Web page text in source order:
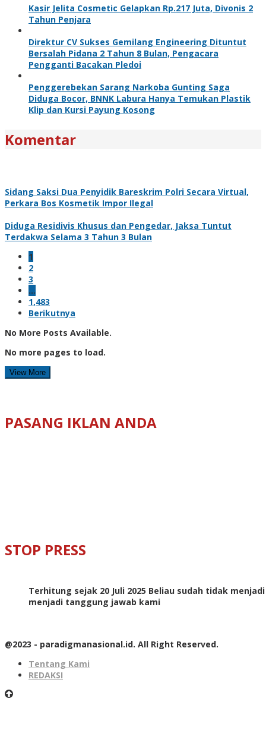
Kasir Jelita Cosmetic Gelapkan Rp.217 Juta, Divonis 2
Tahun Penjara
Direktur CV Sukses Gemilang Engineering Dituntut
Bersalah Pidana 2 Tahun 8 Bulan, Pengacara
Pengganti Bacakan Pledoi
Penggerebekan Sarang Narkoba Gunting Saga
Diduga Bocor, BNNK Labura Hanya Temukan Plastik
Klip dan Kursi Payung Kosong
Komentar
Sidang Saksi Dua Penyidik Bareskrim Polri Secara Virtual,
Perkara Bos Kosmetik Impor Ilegal
Diduga Residivis Khusus dan Pengedar, Jaksa Tuntut
Terdakwa Selama 3 Tahun 3 Bulan
1
2
3
…
1,483
Berikutnya
No More Posts Available.
No more pages to load.
View More
PASANG IKLAN ANDA
STOP PRESS
Terhitung sejak 20 Juli 2025 Beliau sudah tidak
menjadi tanggung jawab kami
@2023 - paradigmanasional.id. All Right Reserved.
Tentang Kami
REDAKSI